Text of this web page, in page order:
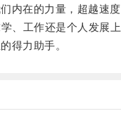
内在的力量，超越速度
工作还是个人发展上
得力助手。